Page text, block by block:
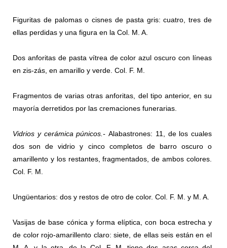
Figuritas de palomas o cisnes de pasta gris: cuatro, tres de
ellas perdidas y una figura en la Col. M. A.
Dos anforitas de pasta vítrea de color azul oscuro con líneas
en zis-zás, en amarillo y verde. Col. F. M.
Fragmentos de varias otras anforitas, del tipo anterior, en su
mayoría derretidos por las cremaciones funerarias.
Vidrios y cerámica púnicos.- Alabastrones: 11, de los cuales
dos son de vidrio y cinco completos de barro oscuro o
amarillento y los restantes, fragmentados, de ambos colores.
Col. F. M.
Ungüentarios: dos y restos de otro de color. Col. F. M. y M. A.
Vasijas de base cónica y forma elíptica, con boca estrecha y
de color rojo-amarillento claro: siete, de ellas seis están en el